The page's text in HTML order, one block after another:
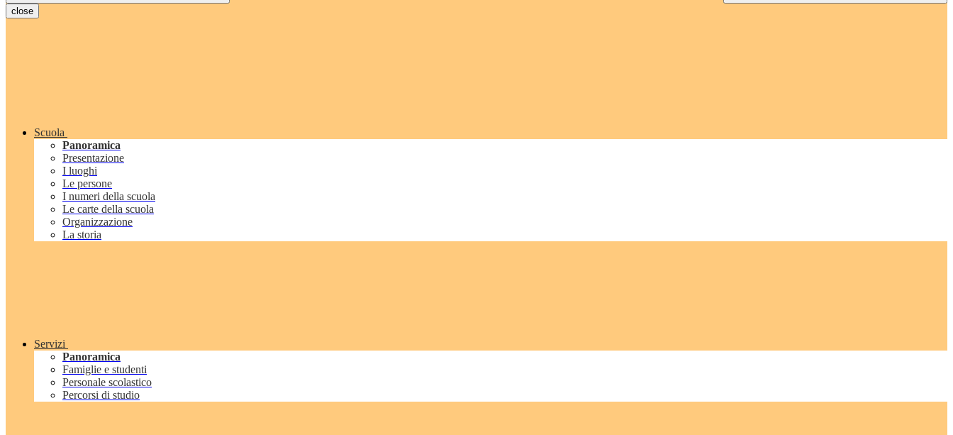
close
Scuola
Panoramica
Presentazione
I luoghi
Le persone
I numeri della scuola
Le carte della scuola
Organizzazione
La storia
Servizi
Panoramica
Famiglie e studenti
Personale scolastico
Percorsi di studio